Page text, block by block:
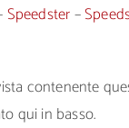
Speedster–
contenente
qui in basso.